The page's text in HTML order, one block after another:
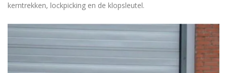
kerntrekken, lockpicking en de klopsleutel.